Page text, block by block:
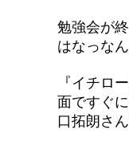
勉強会が
はなっな
『イチロ
面ですぐ
口拓朗さ